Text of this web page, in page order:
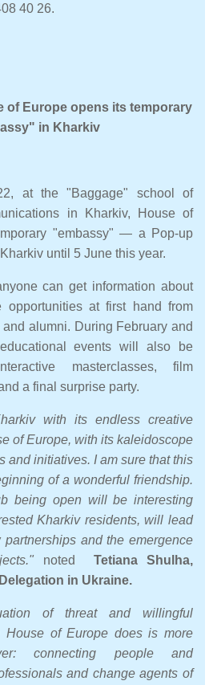
40 26.
of Europe opens its temporary
in Kharkiv
at the "Baggage" school of
in Kharkiv, House of
"embassy" — a Pop-up
until 5 June this year.
can get information about
opportunities at first hand from
alumni. During February and
events will also be
masterclasses, film
a final surprise party.
with its endless creative
of Europe, with its kaleidoscope
and initiatives. I am sure that this
of a wonderful friendship.
being open will be interesting
Kharkiv residents, will lead
and the emergence
noted Tetiana Shulha,
in Ukraine.
of threat and willingful
House of Europe does is more
connecting people and
and change agents of